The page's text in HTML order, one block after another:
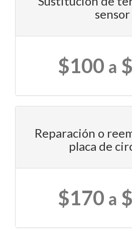
sensor
$100 a
Reparación o
placa de
$170 a